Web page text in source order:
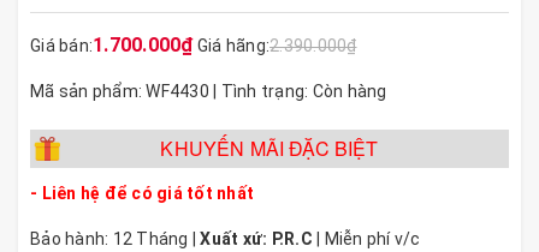
Giá bán:1.700.000₫ Giá hãng:2.390.000₫
Mã sản phẩm: WF4430 | Tình trạng: Còn hàng
KHUYẾN MÃI ĐẶC BIỆT
- Liên hệ để có giá tốt nhất
Bảo hành: 12 Tháng |Xuất xứ: P.R.C | Miễn phí v/c